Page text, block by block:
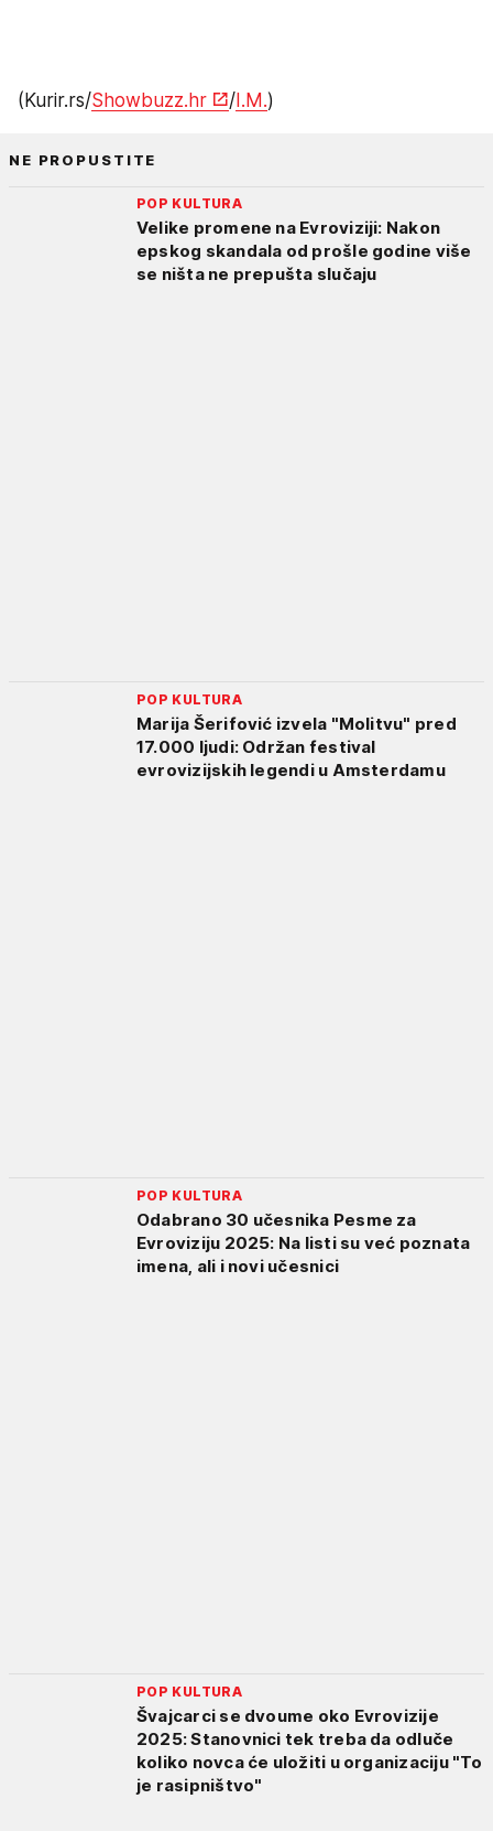
(Kurir.rs/Showbuzz.hr /I.M.)
NE PROPUSTITE
POP KULTURA
Velike promene na Evroviziji: Nakon
epskog skandala od prošle godine više
se ništa ne prepušta slučaju
POP KULTURA
Marija Šerifović izvela "Molitvu" pred
17.000 ljudi: Održan festival
evrovizijskih legendi u Amsterdamu
POP KULTURA
Odabrano 30 učesnika Pesme za
Evroviziju 2025: Na listi su već poznata
imena, ali i novi učesnici
POP KULTURA
Švajcarci se dvoume oko Evrovizije
2025: Stanovnici tek treba da odluče
koliko novca će uložiti u organizaciju "To
je rasipništvo"